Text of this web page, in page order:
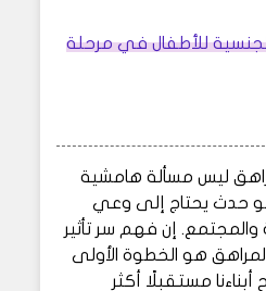
الجنسية للأطفال في مرحلة
ليس مسألة هامشية
حدث يحتاج إلى وعي
والمجتمع. إن فهم سر تأثير
هو الخطوة الأولى
مستقبلًا أكثر